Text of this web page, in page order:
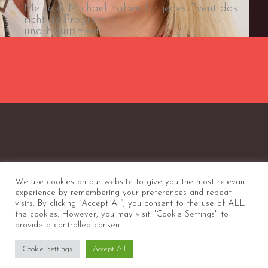
Meike & Michael haben für jedes Event das
richtige Programm
und Equipment.
Copyright © 2026 Michael Herz
We use cookies on our website to give you the most relevant
experience by remembering your preferences and repeat
visits. By clicking “Accept All”, you consent to the use of ALL
the cookies. However, you may visit "Cookie Settings" to
provide a controlled consent.
Cookie Settings Accept All